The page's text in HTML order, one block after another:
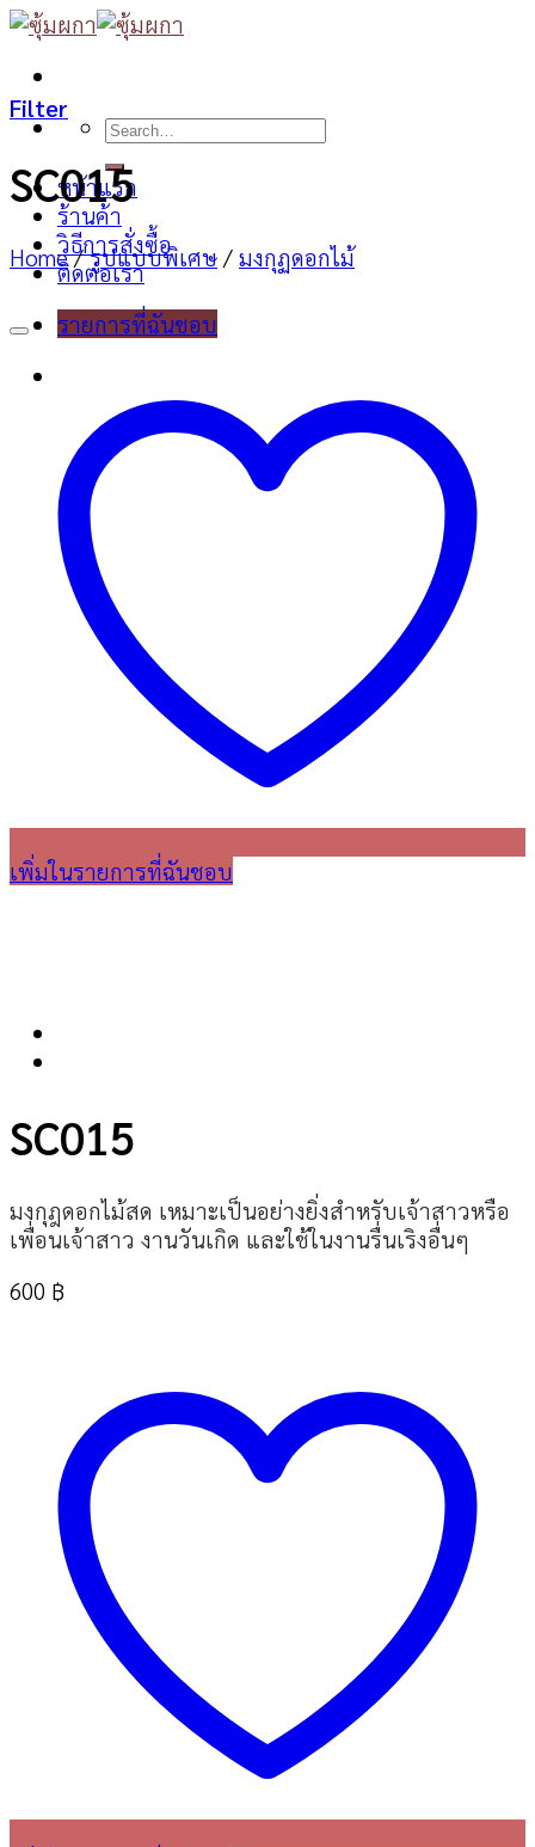
Skip
content
Search
หน้าแรก
ร้านค้า
วิธีการสั่งซื้อ
ติดต่อเรา
รายการที่ฉันชอบ
Filter
SC015
Home / รูปแบบพิเศษ / มงกุฏดอกไม้
เพิ่มในรายการที่ฉันชอบ
SC015
มงกุฎดอกไม้สด เหมาะเป็นอย่างยิ่งสำหรับเจ้าสาวหรือ
เพื่อนเจ้าสาว งานวันเกิด และใช้ในงานรื่นเริงอื่นๆ
600 ฿